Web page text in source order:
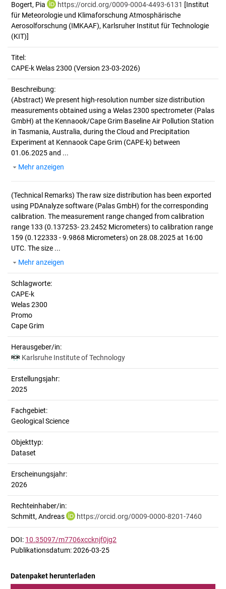
Bogert, Pia
https://orcid.org/0009-0004-4493-6131 [Institut
für Meteorologie und Klimaforschung Atmosphärische
Aerosolforschung (IMKAAF), Karlsruher Institut für Technologie
(KIT)]
Titel:
CAPE-k Welas 2300 (Version 23-03-2026)
Beschreibung:
(Abstract) We present high-resolution number size distribution
measurements obtained using a Welas 2300 spectrometer (Palas
GmbH) at the Kennaook/Cape Grim Baseline Air Pollution Station
in Tasmania, Australia, during the Cloud and Precipitation
Experiment at Kennaook Cape Grim (CAPE-k) between
01.06.2025 and ...
Mehr anzeigen
(Technical Remarks) The raw size distribution has been exported
using PDAnalyze software (Palas GmbH) for the corresponding
calibration. The measurement range changed from calibration
range 133 (0.137253- 23.2452 Micrometers) to calibration range
159 (0.122333 - 9.9868 Micrometers) on 28.08.2025 at 16:00
UTC. The size ...
Mehr anzeigen
Schlagworte:
CAPE-k
Welas 2300
Promo
Cape Grim
Herausgeber/in:
Karlsruhe Institute of Technology
Erstellungsjahr:
2025
Fachgebiet:
Geological Science
Objekttyp:
Dataset
Erscheinungsjahr:
2026
Rechteinhaber/in:
Schmitt, Andreas
https://orcid.org/0009-0000-8201-7460
DOI: 10.35097/m7706xccknjf0jg2
Publikationsdatum: 2026-03-25
Datenpaket herunterladen